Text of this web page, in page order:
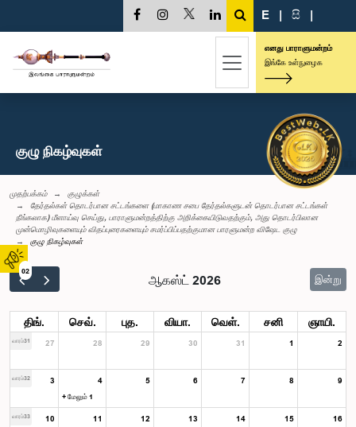
02
E | සි |
எனது பாராளுமன்றம்
இங்கே உள்நுழைக
குழு நிகழ்வுகள்
முதற்பக்கம்
குழுக்கள்
தேர்தல்கள் தொடர்பான சட்டங்களை (மாகாண சபை தேர்தல்களுடன் தொடர்பான சட்டங்கள்
நீங்கலாக) மீளாய்வு செய்து, பாராளுமன்றத்திற்கு அறிக்கையிடுவதற்கும், அது தொடர்பிலான
முன்மொழிவுகளையும் விதப்புரைகளையும் சமர்ப்பிப்பதற்குமான பாரளுமன்ற விஷேட குழு
குழு நிகழ்வுகள்
ஆகஸ்ட் 2026 இன்று
திங். செவ். புத. வியா. வெள். சனி ஞாயி.
வாரம்31 27 28 29 30 31 1 2
வாரம்32 3 4
+ மேலும் 1
5 6 7 8 9
வாரம்33 10 11 12 13 14 15 16